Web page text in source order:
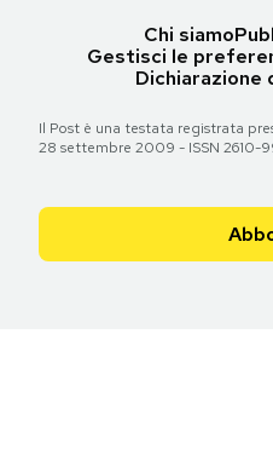
Chi siamo
Gestisci le
Dichiarazione
Il Post è una testata registrata
28 settembre 2009 - ISSN 2610-